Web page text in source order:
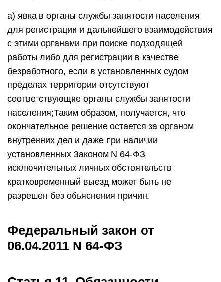
а) явка в органы службы занятости населения
для регистрации и дальнейшего взаимодействия
с этими органами при поиске подходящей
работы либо для регистрации в качестве
безработного, если в установленных судом
пределах территории отсутствуют
соответствующие органы службы занятости
населения;Таким образом, получается, что
окончательное решение остается за органом
внутренних дел и даже при наличии
установленных Законом N 64-ФЗ
исключительных личных обстоятельств
кратковременный выезд может быть не
разрешен без объяснения причин.
Федеральный закон от
06.04.2011 N 64-ФЗ